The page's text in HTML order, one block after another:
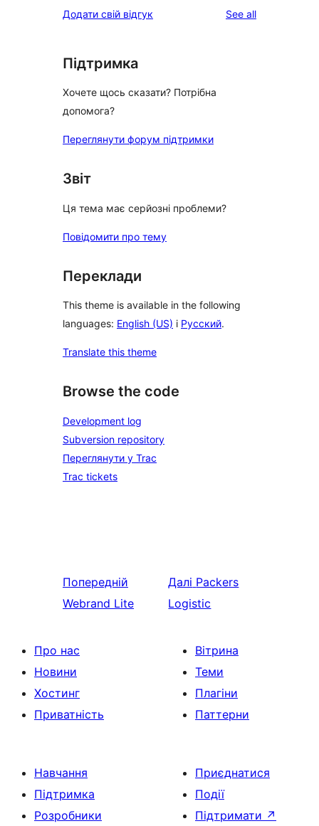
Додати свій відгук See allreviews
Підтримка
Хочете щось сказати? Потрібна
допомога?
Переглянути форум підтримки
Звіт
Ця тема має серйозні проблеми?
Повідомити про тему
Переклади
This theme is available in the following
languages: English (US) і Русский.
Translate this theme
Browse the code
Development log
Subversion repository
Переглянути у Trac
Trac tickets
Попередній
Webrand Lite
Далі Packers
Logistic
Про нас
Новини
Хостинг
Приватність
Вітрина
Теми
Плагіни
Паттерни
Навчання
Підтримка
Розробники
Приєднатися
Події
Підтримати ↗